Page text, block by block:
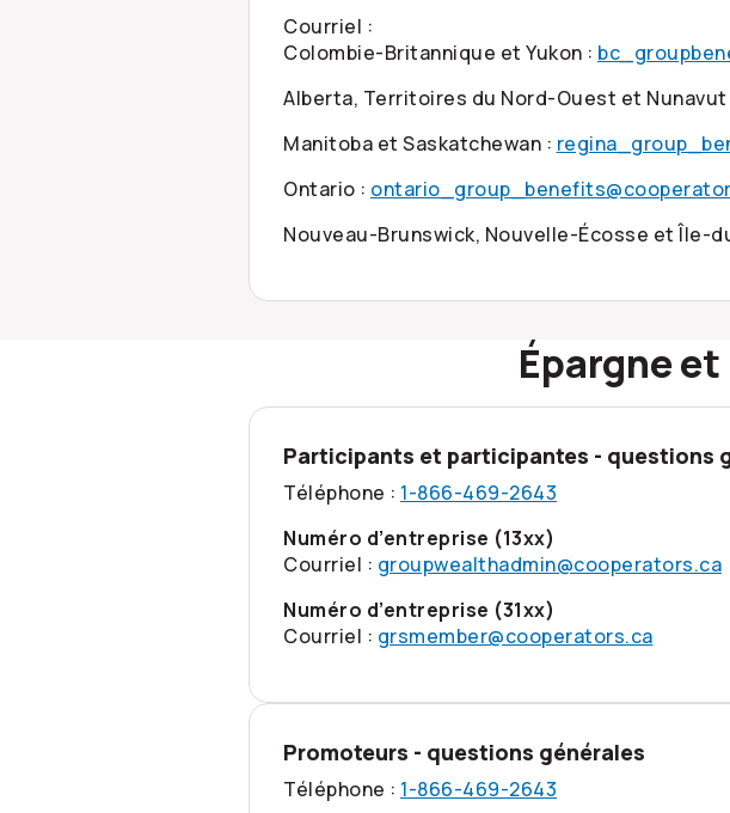
Courriel :
Colombie-Britannique et Yukon :
Alberta, Territoires du Nord-Ouest et Nunavut
Manitoba et Saskatchewan :
Ontario :
Nouveau-Brunswick, Nouvelle-Écosse et Île-
Épargne
Participants et participantes - questions
Téléphone : 1-866-469-2643
Numéro d’entreprise (13xx)
Courriel : groupwealthadmin@cooperators.ca
Numéro d’entreprise (31xx)
Courriel : grsmember@cooperators.ca
Promoteurs - questions générales
Téléphone : 1-866-469-2643